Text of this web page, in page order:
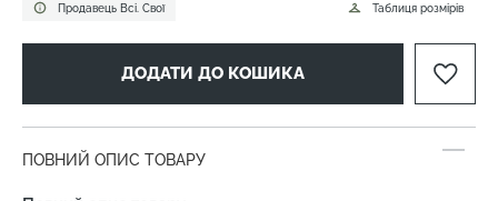
Продавець Всі. Свої Таблиця розмірів
ДОДАТИ ДО КОШИКА
ПОВНИЙ ОПИС ТОВАРУ